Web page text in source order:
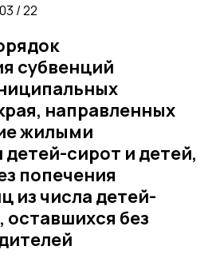
/ 22
субвенций
направленных
жилыми
сирот и детей,
попечения
из числа детей-
оставшихся без